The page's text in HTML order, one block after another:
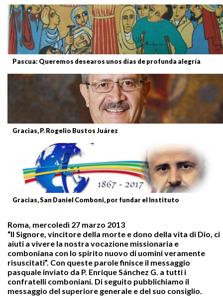
Pascua: Queremos desearos unos días de profunda alegría
Gracias, P. Rogelio Bustos Juárez
Gracias, San Daniel Comboni, por fundar el Instituto
Roma, mercoledì 27 marzo 2013
“Il Signore, vincitore della morte e dono della vita di Dio, ci
aiuti a vivere la nostra vocazione missionaria e
comboniana con lo spirito nuovo di uomini veramente
risuscitati”. Con queste parole finisce il messaggio
pasquale inviato da P. Enrique Sánchez G. a tutti i
confratelli comboniani. Di seguito pubblichiamo il
messaggio del superiore generale e del suo consiglio.